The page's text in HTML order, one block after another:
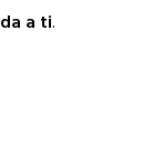
a ti.